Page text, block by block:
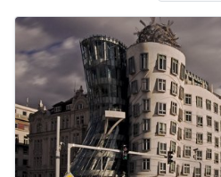
attraversa il fiume Moldava
con Josefov, e la Villa Bílek
pittore František Bílek. Questi
testimonianza della ricca storia
rappresenta una parte
di Praga.